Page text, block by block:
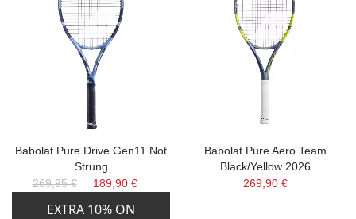
Babolat Pure Drive Gen11 Not
Strung
269,95 €
189,90 €
EXTRA 10% ON
Babolat Pure Aero Team
Black/Yellow 2026
269,90 €